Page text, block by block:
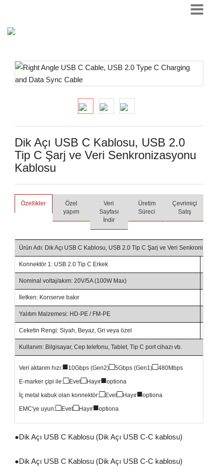
Dik Açı USB C Kablosu, USB 2.0
Tip C Şarj ve Veri Senkronizasyonu
Kablosu
Özellikler
Özel
yapım
Veri
Sayfası
İndir
Üretim
Süreci
Çevrimiçi
Satış
Ürün Adı: Dik Açı USB C Kablosu, USB 2.0 Tip C Şarj ve Veri
Konnektör 1: USB 2.0 Tip C Erkek
Nominal voltaj/akım: 20V/5A (100W Max)
İletken: Konserve bakır
Yalıtım Malzemesi: HD-PE / FM-PE
Ceketin Rengi: Siyah, Beyaz, Gri veya özel
Kullanım: Bilgisayar, Cep telefonu, Tablet, Tip C port cihazı vb.
Veri aktarım hızı:■10Gbps (Gen2)□5Gbps (Gen1)□480Mbps
E-marker çipi ile:□Evet□Hayır■optiona
İç metal kabuk olan konnektör:□Evet□Hayır■optiona
EMC'ye uyun:□Evet□Hayır■optiona
●Dik Açı USB C Kablosu (Dik Açı USB C-C kablosu)
●Dik Açı USB C Kablosu (Dik Açı USB C-C kablosu)